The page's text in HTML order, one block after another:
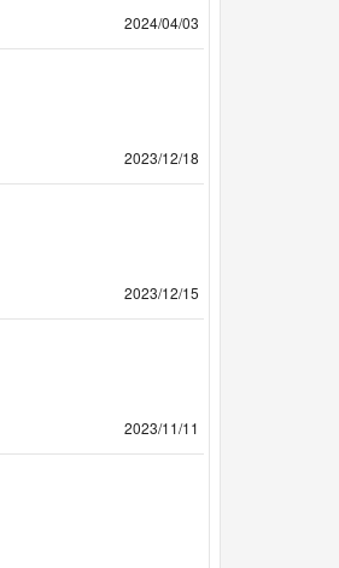
2024/04/03
2023/12/18
2023/12/15
2023/11/11